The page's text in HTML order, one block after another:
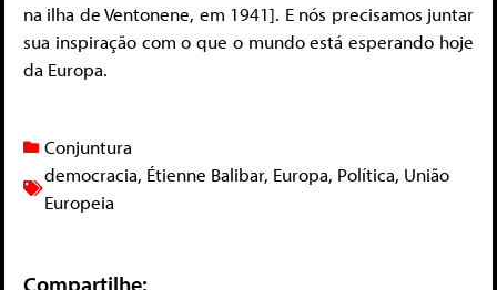
na ilha de Ventonene, em 1941]. E nós precisamos juntar
sua inspiração com o que o mundo está esperando hoje
da Europa.
Conjuntura
democracia, Étienne Balibar, Europa, Política, União
Europeia
Compartilhe: